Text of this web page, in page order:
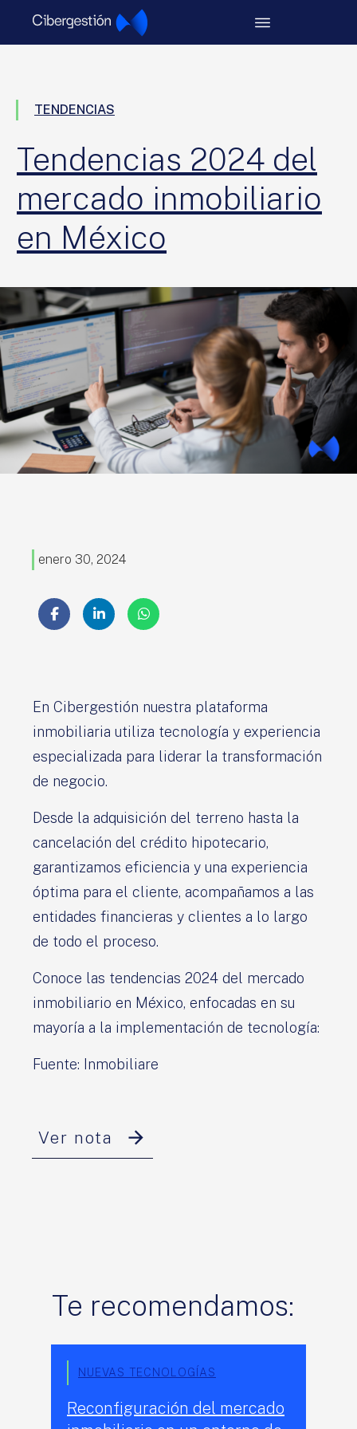
TENDENCIAS
Tendencias 2024 del
mercado inmobiliario
en México
enero 30, 2024
En Cibergestión nuestra plataforma
inmobiliaria utiliza tecnología y experiencia
especializada para liderar la transformación
de negocio.
Desde la adquisición del terreno hasta la
cancelación del crédito hipotecario,
garantizamos eficiencia y una experiencia
óptima para el cliente, acompañamos a las
entidades financieras y clientes a lo largo
de todo el proceso.
Conoce las tendencias 2024 del mercado
inmobiliario en México, enfocadas en su
mayoría a la implementación de tecnología:
Fuente: Inmobiliare
Ver nota
Te recomendamos:
NUEVAS TECNOLOGÍAS
Reconfiguración del mercado